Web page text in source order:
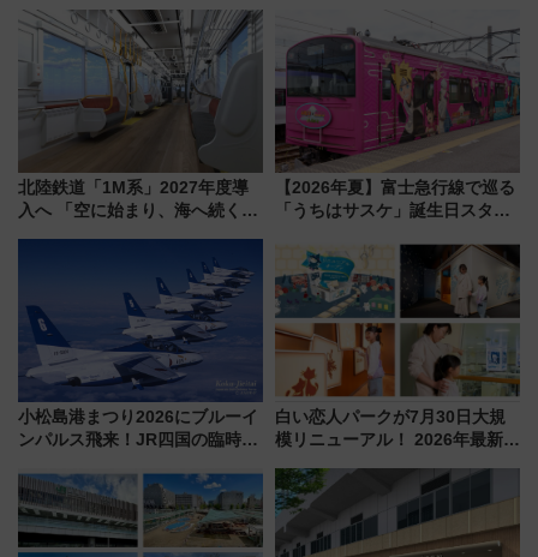
ホテル情報まとめ
路の絶景と絶品グルメを満喫！
（7月18日スタート）
北陸鉄道「1M系」2027年度導
入へ 「空に始まり、海へ続く」
【2026年夏】富士急行線で巡る
「うちはサスケ」誕生日スタン
定グルメ＆グッズ徹底ガイド
小松島港まつり2026にブルーイ
ンパルス飛来！JR四国の臨時ダ
白い恋人パークが7月30日大規
模リニューアル！ 2026年最新の
と料金・アクセスを徹底解説
（札幌市）